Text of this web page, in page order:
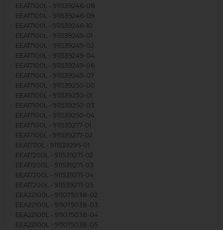
EEA17100L - 911539246-08
EEA17100L - 911539246-09
EEA17100L - 911539246-10
EEA17100L - 911539249-01
EEA17100L - 911539249-02
EEA17100L - 911539249-04
EEA17100L - 911539249-06
EEA17100L - 911539249-07
EEA17100L - 911539250-00
EEA17100L - 911539250-01
EEA17100L - 911539250-03
EEA17100L - 911539250-04
EEA17100L - 911539277-01
EEA17100L - 911539277-02
EEA17110L - 911539295-01
EEA17200L - 911539271-02
EEA17200L - 911539271-03
EEA17200L - 911539271-04
EEA17200L - 911539271-05
EEA22100L - 911075038-02
EEA22100L - 911075038-03
EEA22100L - 911075038-04
EEA22100L - 911075038-05